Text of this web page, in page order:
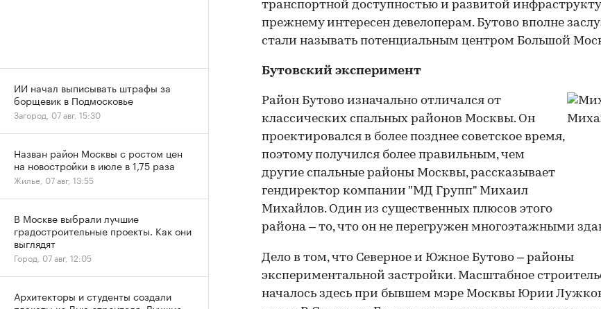
транспортной доступностью и развитой
прежнему интересен девелоперам. Бутово вполне
стали называть потенциальным центром Большой
Бутовский эксперимент
Район Бутово изначально отличался от
классических спальных районов Москвы. Он
проектировался в более позднее советское время,
поэтому получился более правильным, чем
другие спальные районы Москвы, рассказывает
гендиректор компании "МД Групп" Михаил
Михайлов. Один из существенных плюсов этого
района – то, что он не перегружен многоэтажными
Дело в том, что Северное и Южное Бутово – районы
экспериментальной застройки. Масштабное
началось здесь при бывшем мэре Москвы Юрии
ИИ начал выписывать штрафы за
борщевик в Подмосковье
Загород, 07 авг, 15:30
Назван район Москвы с ростом цен
на новостройки в июле в 1,75 раза
Жилье, 07 авг, 13:55
В Москве выбрали лучшие
градостроительные проекты. Как они
выглядят
Город, 07 авг, 12:05
Архитекторы и студенты создали